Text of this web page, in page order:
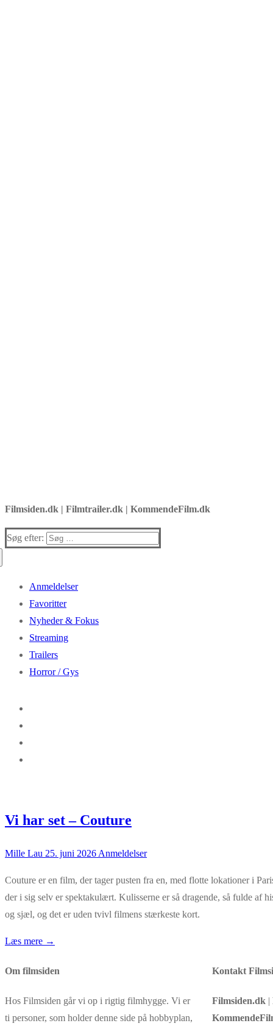
Filmsiden.dk | Filmtrailer.dk | KommendeFilm.dk
Søg efter:
Anmeldelser
Favoritter
Nyheder & Fokus
Streaming
Trailers
Horror / Gys
Vi har set – Couture
Mille Lau 25. juni 2026 Anmeldelser
Couture er en film, der tager pusten fra en, med flotte lokationer i
der i sig selv er spektakulært. Kulisserne er så dragende, så fulde af
og sjæl, og det er uden tvivl filmens stærkeste kort.
Læs mere →
Om filmsiden
Hos Filmsiden går vi op i rigtig filmhygge. Vi er
ti personer, som holder denne side på hobbyplan,
Kontakt
Filmsiden.dk |